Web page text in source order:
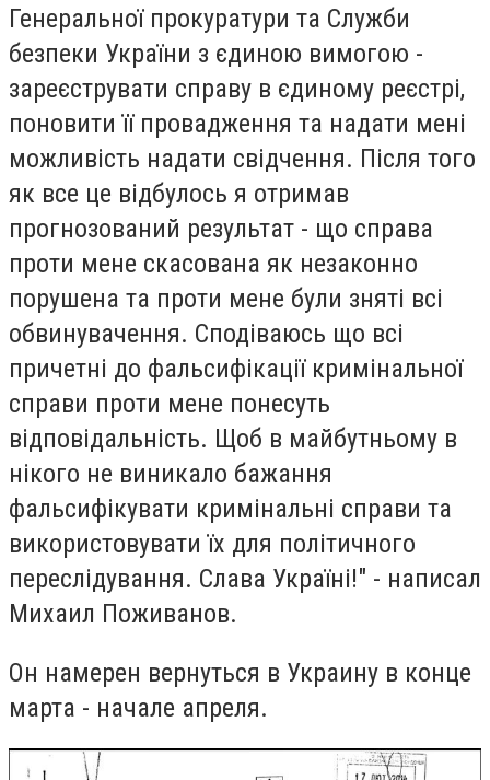
Генеральної прокуратури та Служби
безпеки України з єдиною вимогою -
зареєструвати справу в єдиному реєстрі,
поновити її провадження та надати мені
можливість надати свідчення. Після того
як все це відбулось я отримав
прогнозований результат - що справа
проти мене скасована як незаконно
порушена та проти мене були зняті всі
обвинувачення. Сподіваюсь що всі
причетні до фальсифікації кримінальної
справи проти мене понесуть
відповідальність. Щоб в майбутньому в
нікого не виникало бажання
фальсифікувати кримінальні справи та
використовувати їх для політичного
переслідування. Слава Україні!" - написал
Михаил Поживанов.
Он намерен вернуться в Украину в конце
марта - начале апреля.